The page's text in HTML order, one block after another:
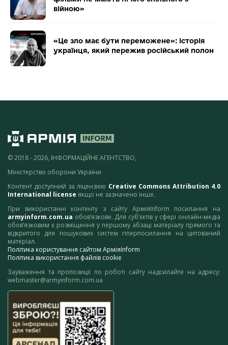
війною»
«Це зло має бути переможене»: історія
українця, який пережив російський полон
© 2018 - 2026, ІНФОРМАЦІЙНЕ АГЕНТСТВО,
Міністерство оборони України
Контент доступний за ліцензією Creative Commons Attribution 4.0
International license якщо не зазначено інше.
При використанні контенту з сайту АрміяInform посилання на
armyinform.com.ua обов’язкове. Для суб’єктів у сфері онлайн-медіа
обов’язковим є розміщення у першому абзаці матеріалу прямого та
відкритого для пошукових систем гіперпосилання на цитований
матеріал.
Політика користування сайтом АрміяInform
Політика використання файлів cookie
Зауваження та пропозиції по роботі сайту надсилайте на адресу:
webmaster@armyinform.com.ua